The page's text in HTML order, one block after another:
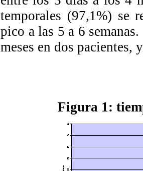
temporales (97,1%) se
pico a las 5 a 6
meses en dos pacientes,
Figura 1: